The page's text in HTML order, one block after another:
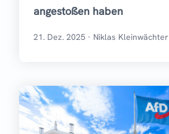
angestoßen haben
21. Dez. 2025 · Niklas Kleinwächter